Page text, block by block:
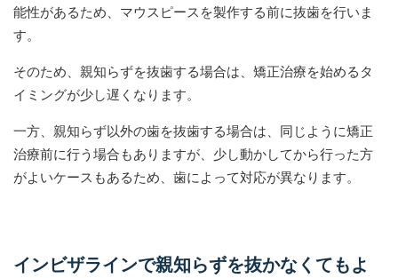
能性があるため、マウスピースを製作する前に抜歯を行いま
す。
そのため、親知らずを抜歯する場合は、矯正治療を始めるタ
イミングが少し遅くなります。
一方、親知らず以外の歯を抜歯する場合は、同じように矯正
治療前に行う場合もありますが、少し動かしてから行った方
がよいケースもあるため、歯によって対応が異なります。
インビザラインで親知らずを抜かなくてもよ